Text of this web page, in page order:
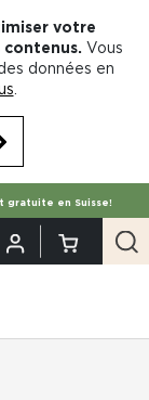
votre
Vous
données en
gratuite en Suisse!